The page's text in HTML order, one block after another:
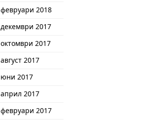
февруари 2018
декември 2017
октомври 2017
август 2017
юни 2017
април 2017
февруари 2017